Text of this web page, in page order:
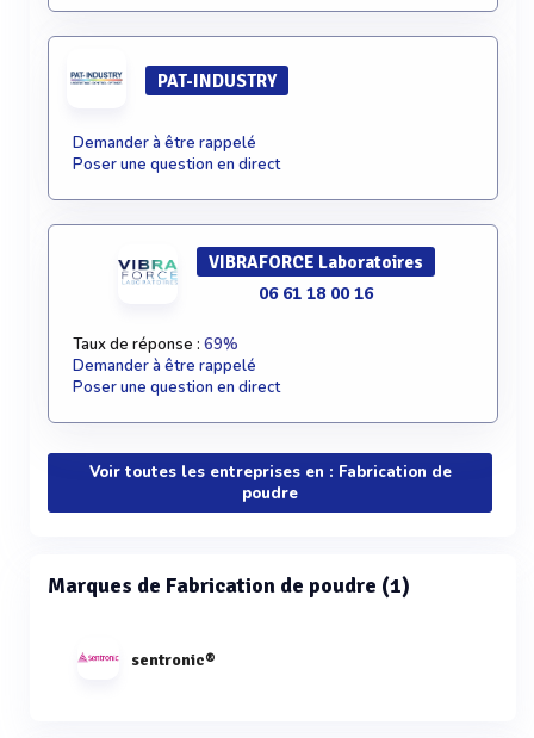
PAT-INDUSTRY
Demander à être rappelé
Poser une question en direct
VIBRAFORCE Laboratoires
06 61 18 00 16
Taux de réponse : 69%
Demander à être rappelé
Poser une question en direct
Voir toutes les entreprises en : Fabrication de
poudre
Marques de Fabrication de poudre (1)
sentronic®